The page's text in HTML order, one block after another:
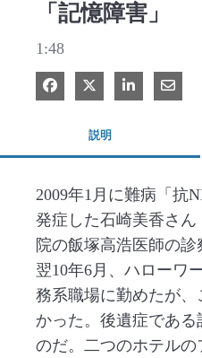
「記憶障害」
1:48
Facebook で共有
Xで共有する
LinkedIn で
電
説明
2009年1月に難病「抗
発症した石崎美香さん
院の飯塚高浩医師の診
翌10年6月、ハローワ
務系職場に勤めたが
かった。後遺症であ
のだ。二つのホテル